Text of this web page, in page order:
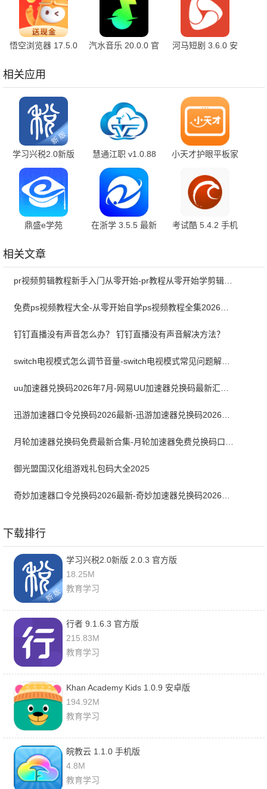
悟空浏览器 17.5.0
汽水音乐 20.0.0 官
河马短剧 3.6.0 安
相关应用
学习兴税2.0新版
2.0.3 官方版
慧通江职 v1.0.88
最新版
小天才护眼平板家
卓版
鼎盛e学苑
在浙学 3.5.5 最新
考试酷 5.4.2 手机
相关文章
pr视频剪辑教程新手入门从零开始-pr教程从零开始学剪辑全集免费
钉钉直播没有声音怎么办？ 钉钉直播没有声音解决方法？
switch电视模式怎么调节音量-switch电视模式常见问题解决方案
御光盟国汉化组游戏礼包码大全2025
下载排行
学习兴税2.0新版 2.0.3 官方版
18.25M
教育学习
行者 9.1.6.3 官方版
215.83M
教育学习
Khan Academy Kids 1.0.9 安卓版
194.92M
教育学习
皖教云 1.1.0 手机版
4.8M
教育学习